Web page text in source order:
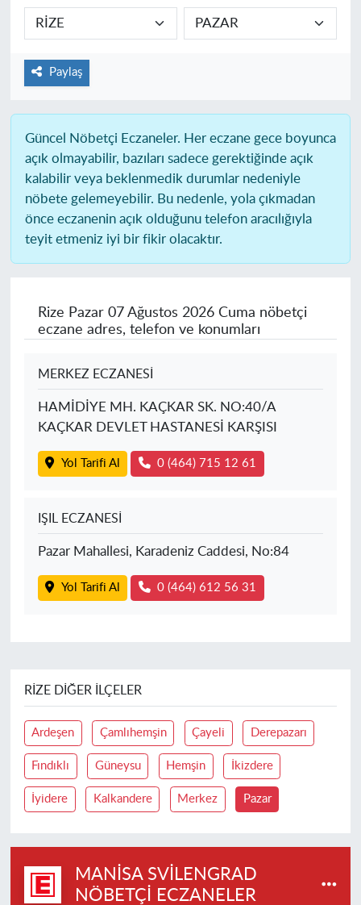
Paylaş
Güncel Nöbetçi Eczaneler. Her eczane gece boyunca
açık olmayabilir, bazıları sadece gerektiğinde açık
kalabilir veya beklenmedik durumlar nedeniyle
nöbete gelemeyebilir. Bu nedenle, yola çıkmadan
önce eczanenin açık olduğunu telefon aracılığıyla
teyit etmeniz iyi bir fikir olacaktır.
Rize Pazar07 Ağustos 2026 Cuma nöbetçi
eczane adres, telefon ve konumları
MERKEZ ECZANESİ
HAMİDİYE MH. KAÇKAR SK. NO:40/A
KAÇKAR DEVLET HASTANESİ KARŞISI
Yol Tarifi Al 0 (464) 715 12 61
IŞIL ECZANESİ
Pazar Mahallesi, Karadeniz Caddesi, No:84
Yol Tarifi Al 0 (464) 612 56 31
RIZE DIĞER İLÇELER
Ardeşen Çamlıhemşin Çayeli Derepazarı
Fındıklı Güneysu Hemşin İkizdere
İyidere Kalkandere Merkez Pazar
MANISA SVILENGRAD
NÖBETÇI ECZANELER